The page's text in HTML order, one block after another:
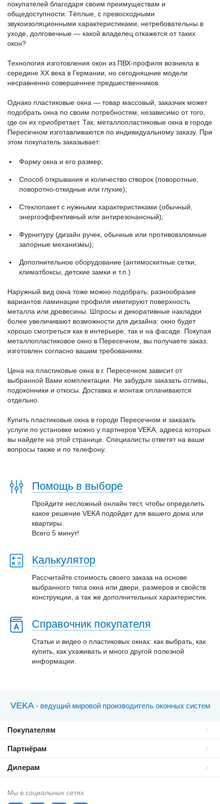
покупателей благодаря своим преимуществам и
общедоступности. Тёплые, с превосходными
звукоизоляционными характеристиками, нетребовательны в
уходе, долговечные — какой владелец откажется от таких
окон?
Технология изготовления окон из ПВХ-профиля возникла в
середине ХХ века в Германии, но сегодняшние модели
несравненно совершеннее предшественников.
Однако пластиковые окна — товар массовый, заказчик может
подобрать окна по своим потребностям, независимо от того,
где он их приобретает. Так, металлопластиковые окна в городе
Пересечном изготавливаются по индивидуальному заказу. При
этом покупатель заказывает:
Форму окна и его размер;
Способ открывания и количество створок (поворотные,
поворотно-откидные или глухие);
Стеклопакет с нужными характеристиками (обычный,
энергоэффективный или антирезонансный);
Фурнитуру (дизайн ручек, обычные или противовзломные
запорные механизмы);
Дополнительное оборудование (антимоскитные сетки,
климатбоксы, детские замки и т.п.)
Наружный вид окна тоже можно подобрать: разнообразие
вариантов ламинации профиля имитируют поверхность
металла или древесины. Шпросы и декоративные накладки
более увеличивают возможности для дизайна: окно будет
хорошо смотреться как в интерьере, так и на фасаде. Покупая
металлопластиковое окно в Пересечном, вы получаете заказ,
изготовлен согласно вашим требованиям.
Цена на пластиковые окна в г. Пересечном зависит от
выбранной Вами комплектации. Не забудьте заказать отливы,
подоконники и откосы. Доставка и монтаж оплачиваются
отдельно.
Купить пластиковые окна в городе Пересечном и заказать
услуги по установке можно у партнеров VEKA, адреса которых
вы найдете на этой странице. Специалисты ответят на ваши
вопросы также и по телефону.
Помощь в выборе
Пройдите несложный онлайн тест, чтобы определить
какое решение VEKA подойдет для вашего дома или
квартиры.
Всего 5 минут!
Калькулятор
Рассчитайте стоимость своего заказа на основе
выбранного типа окна или двери, размеров и свойств
конструкции, а так же дополнительных характеристик.
Справочник покупателя
Статьи и видео о пластиковых окнах: как выбрать, как
купить, как ухаживать и много другой полезной
информации.
VEKA - ведущий мировой производитель оконных систем
Покупателям
Партнёрам
Дилерам
Мы в социальных сетях